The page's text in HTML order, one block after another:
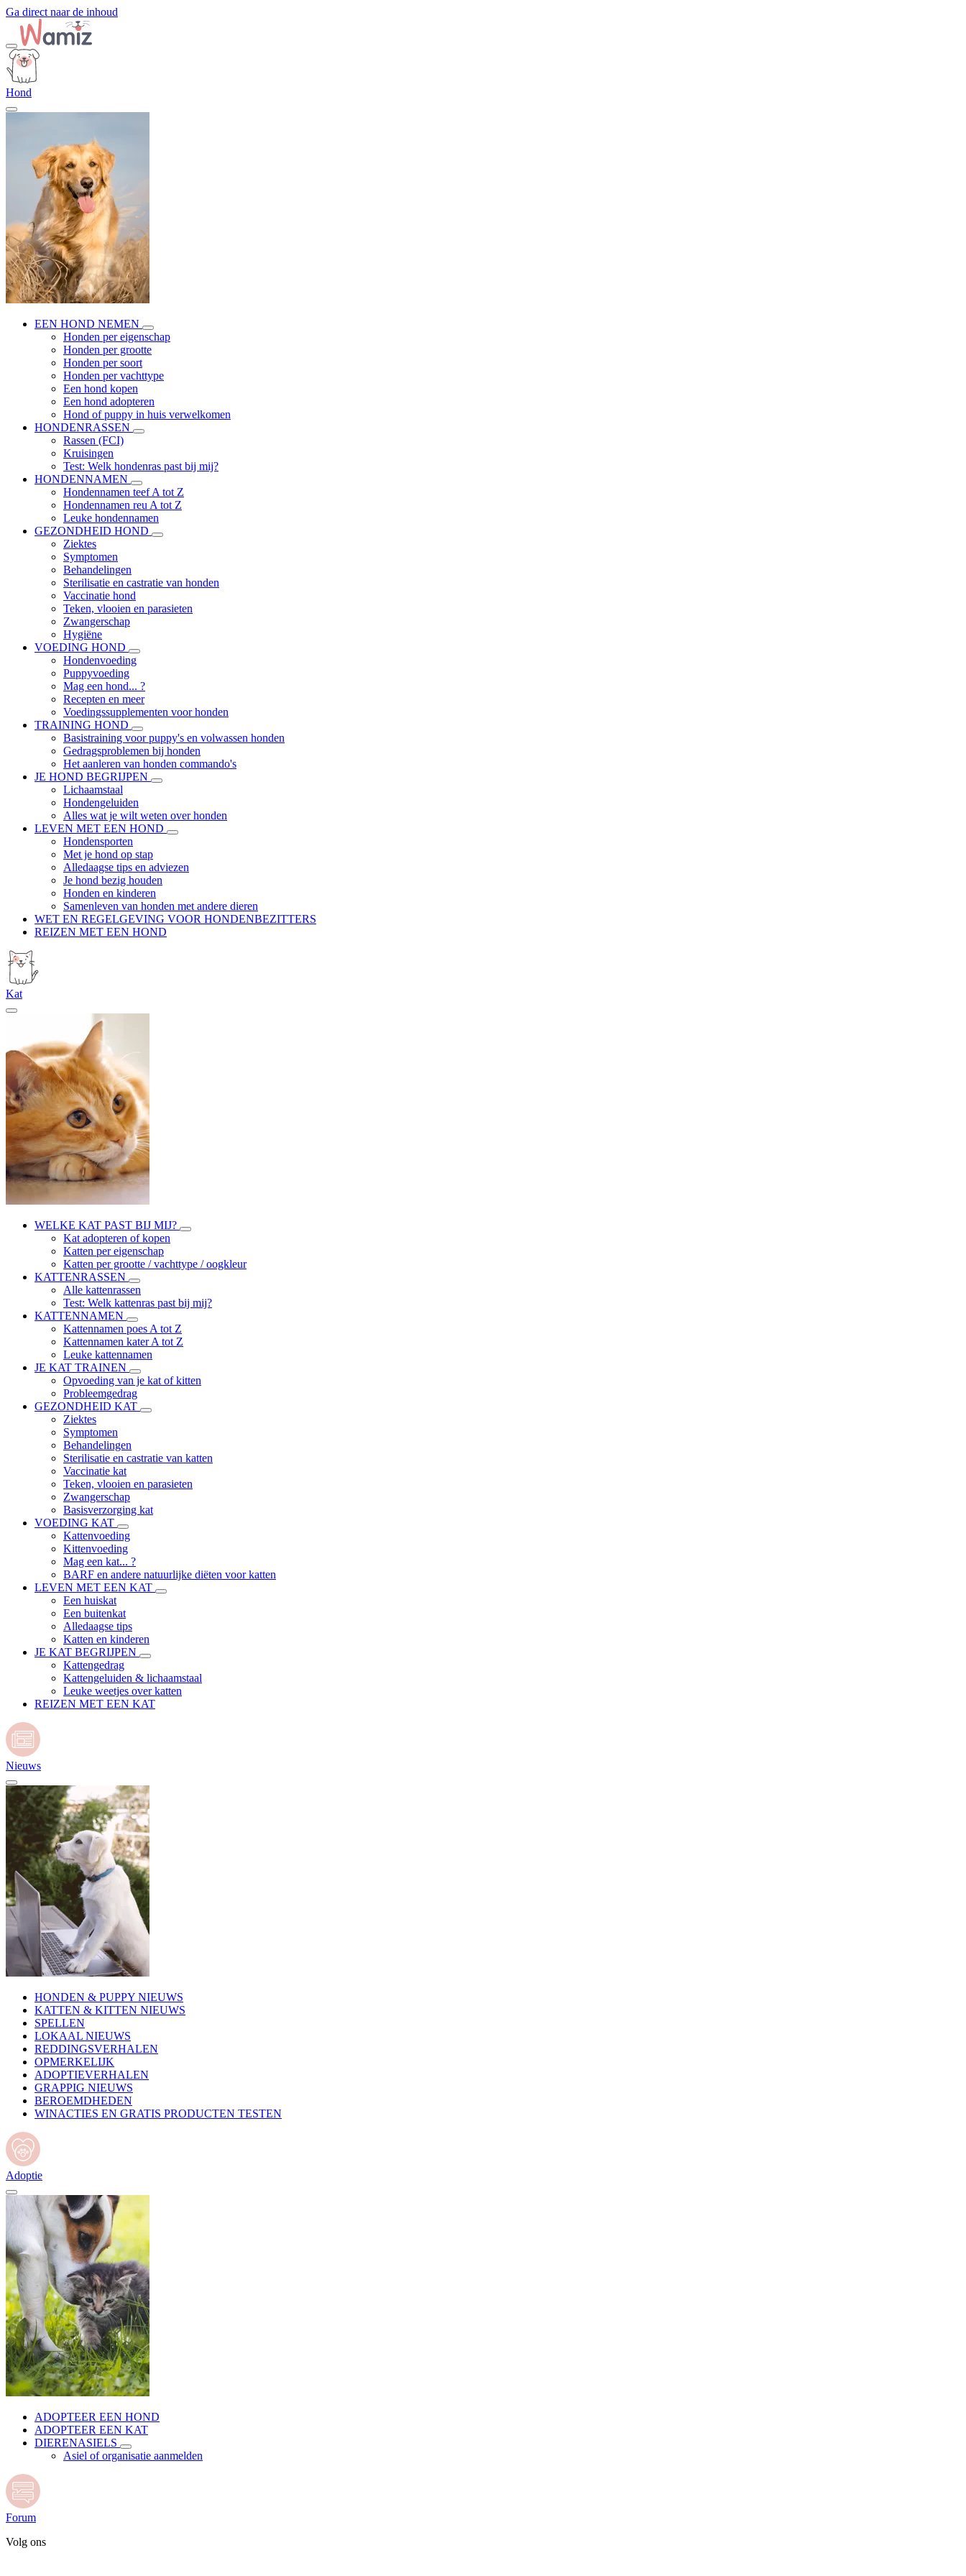
Ga direct naar de inhoud
Hond
EEN HOND NEMEN
Honden per eigenschap
Honden per grootte
Honden per soort
Honden per vachttype
Een hond kopen
Een hond adopteren
Hond of puppy in huis verwelkomen
HONDENRASSEN
Rassen (FCI)
Kruisingen
Test: Welk hondenras past bij mij?
HONDENNAMEN
Hondennamen teef A tot Z
Hondennamen reu A tot Z
Leuke hondennamen
GEZONDHEID HOND
Ziektes
Symptomen
Behandelingen
Sterilisatie en castratie van honden
Vaccinatie hond
Teken, vlooien en parasieten
Zwangerschap
Hygiëne
VOEDING HOND
Hondenvoeding
Puppyvoeding
Mag een hond... ?
Recepten en meer
Voedingssupplementen voor honden
TRAINING HOND
Basistraining voor puppy's en volwassen honden
Gedragsproblemen bij honden
Het aanleren van honden commando's
JE HOND BEGRIJPEN
Lichaamstaal
Hondengeluiden
Alles wat je wilt weten over honden
LEVEN MET EEN HOND
Hondensporten
Met je hond op stap
Alledaagse tips en adviezen
Je hond bezig houden
Honden en kinderen
Samenleven van honden met andere dieren
WET EN REGELGEVING VOOR HONDENBEZITTERS
REIZEN MET EEN HOND
Kat
WELKE KAT PAST BIJ MIJ?
Kat adopteren of kopen
Katten per eigenschap
Katten per grootte / vachttype / oogkleur
KATTENRASSEN
Alle kattenrassen
Test: Welk kattenras past bij mij?
KATTENNAMEN
Kattennamen poes A tot Z
Kattennamen kater A tot Z
Leuke kattennamen
JE KAT TRAINEN
Opvoeding van je kat of kitten
Probleemgedrag
GEZONDHEID KAT
Ziektes
Symptomen
Behandelingen
Sterilisatie en castratie van katten
Vaccinatie kat
Teken, vlooien en parasieten
Zwangerschap
Basisverzorging kat
VOEDING KAT
Kattenvoeding
Kittenvoeding
Mag een kat... ?
BARF en andere natuurlijke diëten voor katten
LEVEN MET EEN KAT
Een huiskat
Een buitenkat
Alledaagse tips
Katten en kinderen
JE KAT BEGRIJPEN
Kattengedrag
Kattengeluiden & lichaamstaal
Leuke weetjes over katten
REIZEN MET EEN KAT
Nieuws
HONDEN & PUPPY NIEUWS
KATTEN & KITTEN NIEUWS
SPELLEN
LOKAAL NIEUWS
REDDINGSVERHALEN
OPMERKELIJK
ADOPTIEVERHALEN
GRAPPIG NIEUWS
BEROEMDHEDEN
WINACTIES EN GRATIS PRODUCTEN TESTEN
Adoptie
ADOPTEER EEN HOND
ADOPTEER EEN KAT
DIERENASIELS
Asiel of organisatie aanmelden
Forum
Volg ons